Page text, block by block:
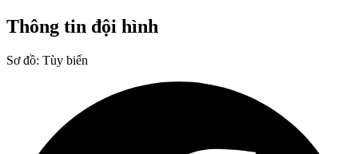
Thông tin đội hình
Sơ đồ: Tùy biến